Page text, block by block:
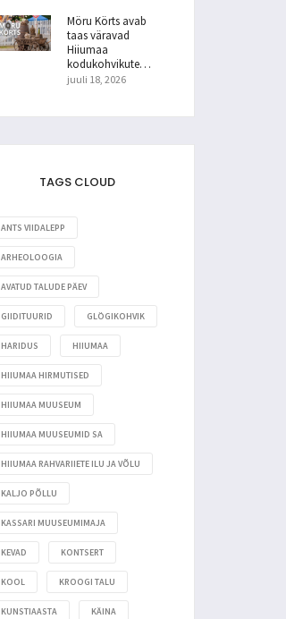
Möru Körts avab
taas väravad
Hiiumaa
kodukohvikute…
juuli 18, 2026
TAGS CLOUD
ANTS VIIDALEPP
ARHEOLOOGIA
AVATUD TALUDE PÄEV
GIIDITUURID GLÖGIKOHVIK
HARIDUS HIIUMAA
HIIUMAA HIRMUTISED
HIIUMAA MUUSEUM
HIIUMAA MUUSEUMID SA
HIIUMAA RAHVARIIETE ILU JA VÕLU
KALJO PÕLLU
KASSARI MUUSEUMIMAJA
KEVAD KONTSERT
KOOL KROOGI TALU
KUNSTIAASTA KÄINA